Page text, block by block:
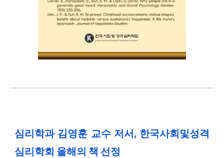
심리학과 김영훈 교수 저서, 한국사회및성격
심리학회 올해의 책 선정